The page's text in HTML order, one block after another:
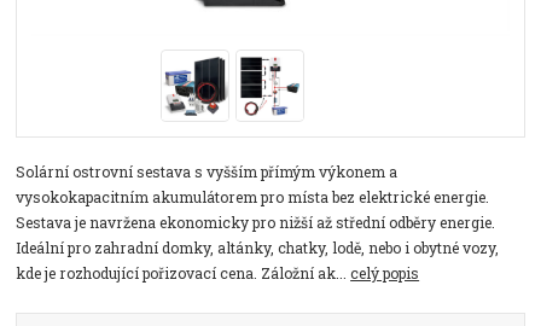
Solární ostrovní sestava s vyšším přímým výkonem a
vysokokapacitním akumulátorem pro místa bez elektrické energie.
Sestava je navržena ekonomicky pro nižší až střední odběry energie.
Ideální pro zahradní domky, altánky, chatky, lodě, nebo i obytné vozy,
kde je rozhodující pořizovací cena. Záložní ak...celý popis